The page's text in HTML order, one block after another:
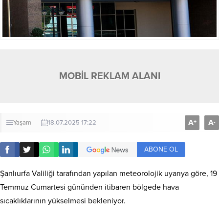
MOBİL REKLAM ALANI
Yaşam 18.07.2025 17:22 A+ A-
ABONE OL
Şanlıurfa Valiliği tarafından yapılan meteorolojik uyarıya göre, 19
Temmuz Cumartesi gününden itibaren bölgede hava
sıcaklıklarının yükselmesi bekleniyor.